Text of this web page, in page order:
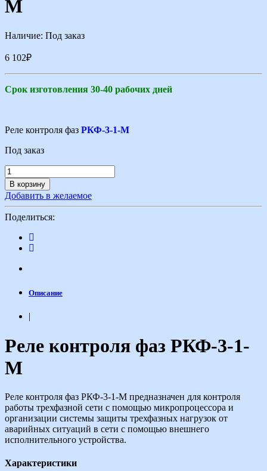
М
Наличие: Под заказ
6 102₽
Срок изготовления 30-40 рабочих дней
Реле контроля фаз РКФ-3-1-М
Под заказ
В корзину
Добавить в желаемое
Поделиться:
Описание
|
Реле контроля фаз РКФ-3-1-
М
Реле контроля фаз РКФ-3-1-М предназначен для контроля
работы трехфазной сети с помощью микропроцессора и
организации системы защиты трехфазных нагрузок от
аварийных ситуаций в сети с помощью внешнего
исполнительного устройства.
Характеристики